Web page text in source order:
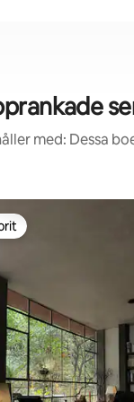
med: Dessa
betyg, 13